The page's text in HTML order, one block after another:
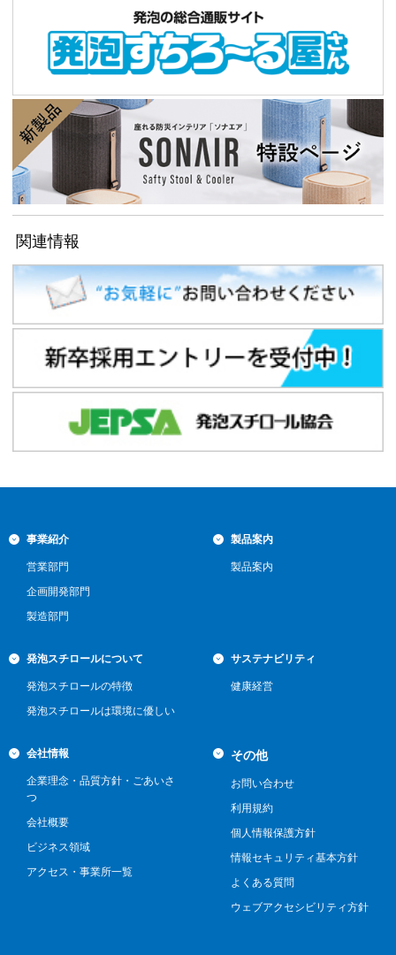
関連情報
事業紹介
営業部門
企画開発部門
製造部門
製品案内
製品案内
発泡スチロールについて
発泡スチロールの特徴
発泡スチロールは環境に優しい
サステナビリティ
健康経営
会社情報
企業理念・品質方針・ごあいさ
つ
会社概要
ビジネス領域
アクセス・事業所一覧
その他
お問い合わせ
利用規約
個人情報保護方針
情報セキュリティ基本方針
よくある質問
ウェブアクセシビリティ方針